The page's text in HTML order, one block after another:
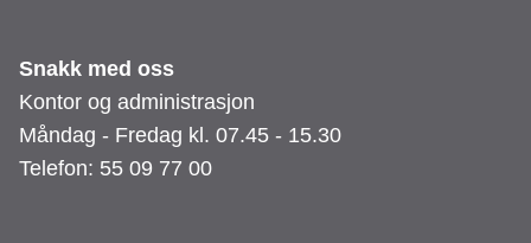
Snakk med oss
Kontor og administrasjon
Måndag - Fredag kl. 07.45 - 15.30
Telefon: 55 09 77 00